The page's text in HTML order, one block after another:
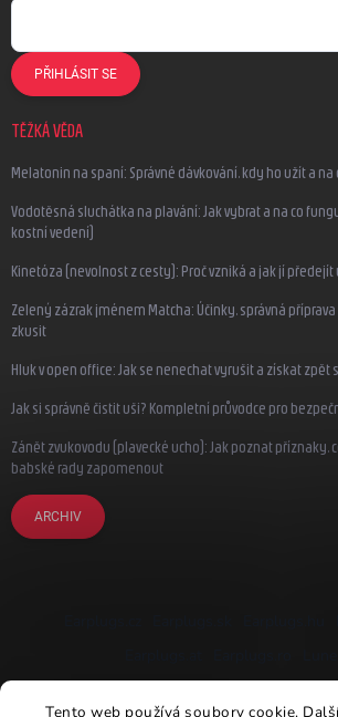
Tento web používá soubory cookie.
PŘIHLÁSIT SE
TĚŽKÁ VĚDA
Melatonin na spaní: Správné dávkování, kdy ho užít a na
Vodotěsná sluchátka na plavání: Jak vybrat a na co
kostní vedení)
Kinetóza (nevolnost z cesty): Proč vzniká a jak jí
Zelený zázrak jménem Matcha: Účinky, správná
zkusit
Hluk v open office: Jak se nenechat vyrušit a získat zpět
Jak si správně čistit uši? Kompletní průvodce pro
Zánět zvukovodu (plavecké ucho): Jak poznat příznaky,
babské rady zapomenout
ARCHIV